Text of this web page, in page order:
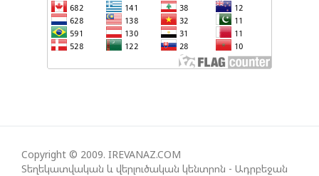
ԿՅԱՆՔԻ ԿՈՉՄԱՆ ՇԱՆՍԵՐՆ ԱՅՍ ՊԱՀԻՆ
ՀԱՊԿ-Ի ՄԱՍՆԱԿՑՈՒԹՅՈՒՆԸ ՂԱՐԱԲԱՂՅԱՆ
ԳՈՐԾՈՒՆԵՈՒԹՅՈՒՆ ԱԴՐԲԵՋԱՆՈՒՄ ԱՆՕՐԻՆԱԿԱՆ
Է ՃԱՆԱՉՎԵԼ
Copyright © 2009. IREVANAZ.COM
Տեղեկատվական և վերլուծական կենտրոն - Ադրբեջան